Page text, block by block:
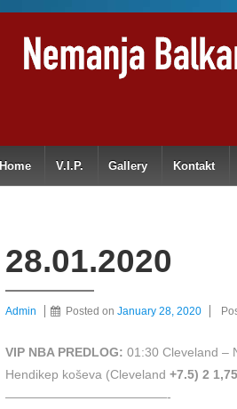
Home V.I.P. Gallery Kontakt
28.01.2020
Admin Posted on January 28, 2020
VIP NBA PREDLOG: 01:30 Cleveland –
Hendikep koševa (Cleveland +7.5) 2 1,75
—————————————-